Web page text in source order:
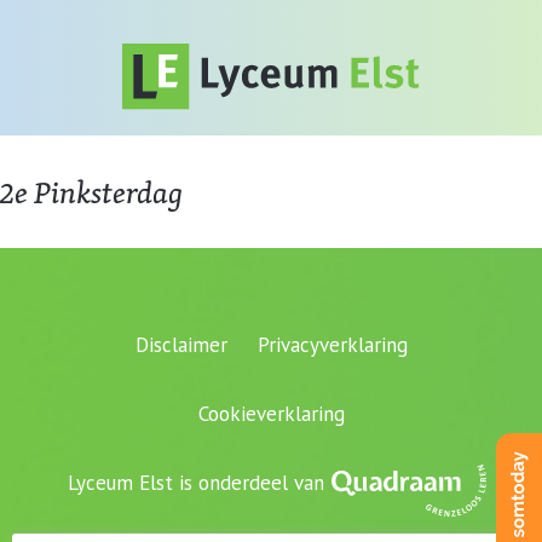
2e Pinksterdag
Disclaimer Privacyverklaring
Cookieverklaring
Lyceum Elst is onderdeel van